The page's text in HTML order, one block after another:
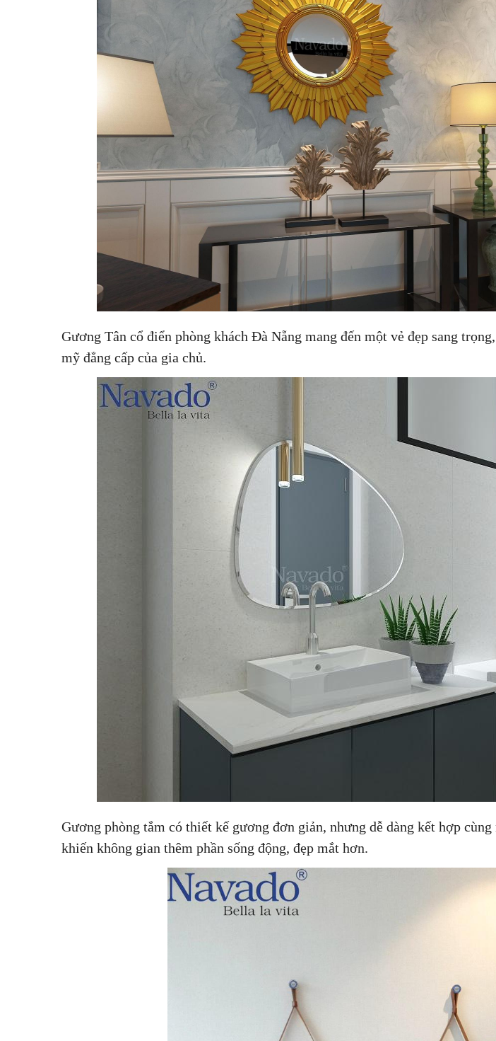
Gương Tân cổ điển phòng khách Đà Nẵng mang đến một vẻ đẹp sang
mỹ đẳng cấp của gia chủ.
Gương phòng tắm có thiết kế gương đơn giản, nhưng dễ dàng kết hợp
khiến không gian thêm phần sống động, đẹp mắt hơn.